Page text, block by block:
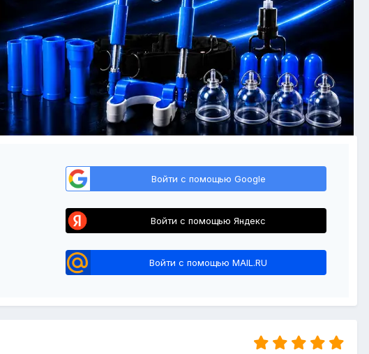
Войти с помощью Google
Войти с помощью Яндекс
Войти с помощью MAIL.RU